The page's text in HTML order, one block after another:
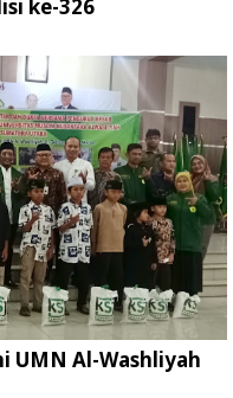
ke-326
UMN Al-Washliyah